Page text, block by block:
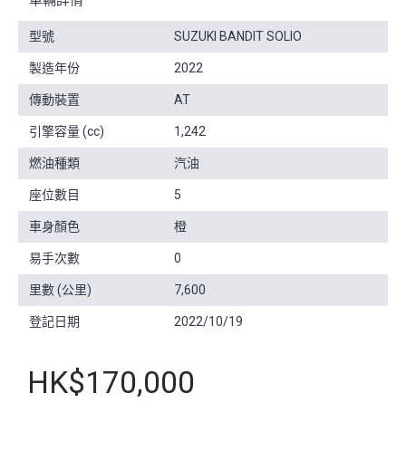
型號 SUZUKI BANDIT SOLIO
製造年份 2022
傳動裝置 AT
引擎容量 (cc) 1,242
燃油種類 汽油
座位數目 5
車身顏色 橙
易手次數 0
里數 (公里) 7,600
登記日期 2022/10/19
HK$170,000